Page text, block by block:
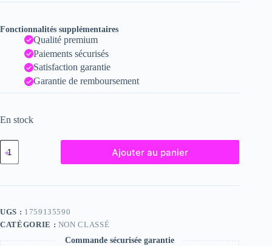
Fonctionnalités supplémentaires
Qualité premium
Paiements sécurisés
Satisfaction garantie
Garantie de remboursement
En stock
quantité
de
Ciaran,
2023
x
20
Ajouter au panier
UGS : 1759135590
CATÉGORIE : NON CLASSÉ
Commande sécurisée garantie